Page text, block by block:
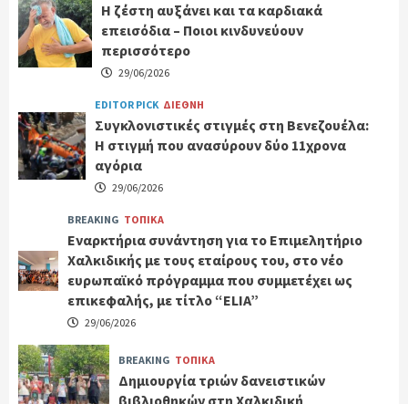
Η ζέστη αυξάνει και τα καρδιακά
επεισόδια – Ποιοι κινδυνεύουν
περισσότερο
29/06/2026
EDITOR PICK ΔΙΕΘΝΗ
Συγκλονιστικές στιγμές στη Βενεζουέλα:
Η στιγμή που ανασύρουν δύο 11χρονα
αγόρια
29/06/2026
BREAKING ΤΟΠΙΚΑ
Εναρκτήρια συνάντηση για το Επιμελητήριο
Χαλκιδικής με τους εταίρους του, στο νέο
ευρωπαϊκό πρόγραμμα που συμμετέχει ως
επικεφαλής, με τίτλο “ELIA”
29/06/2026
BREAKING ΤΟΠΙΚΑ
Δημιουργία τριών δανειστικών
βιβλιοθηκών στη Χαλκιδική